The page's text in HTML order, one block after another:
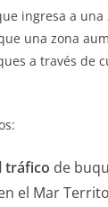
ingresa a una
una zona
a través de
tráfico de
el Mar